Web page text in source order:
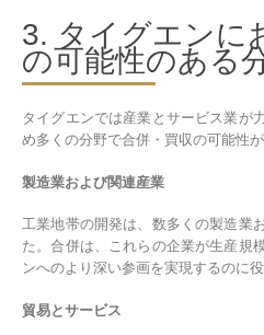
3. タイグエンに
の可能性のある
タイグエンでは産業とサービス業が
め多くの分野で合併・買収の可能性が
製造業および関連産業
工業地帯の開発は、数多くの製造業
た。合併は、これらの企業が生産規
ンへのより深い参画を実現するのに役
貿易とサービス